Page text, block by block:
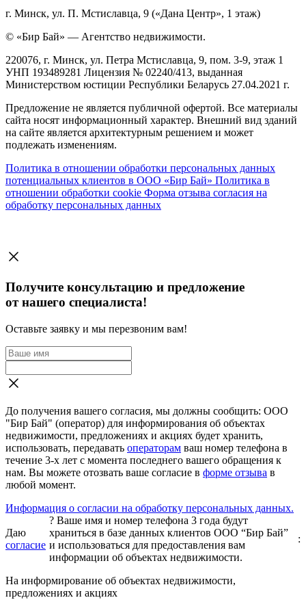
г. Минск, ул. П. Мстиславца, 9 («Дана Центр», 1 этаж)
© «Бир Бай» — Агентство недвижимости.
220076, г. Минск, ул. Петра Мстиславца, 9, пом. 3-9, этаж 1
УНП 193489281 Лицензия № 02240/413, выданная
Министерством юстиции Республики Беларусь 27.04.2021 г.
Предложение не является публичной офертой. Все материалы
сайта носят информационный характер. Внешний вид зданий
на сайте является архитектурным решением и может
подлежать изменениям.
Политика в отношении обработки персональных данных
потенциальных клиентов в ООО «Бир Бай» Политика в
отношении обработки cookie Форма отзыва согласия на
обработку персональных данных
Получите консультацию и предложение
от нашего специалиста!
Оставьте заявку и мы перезвоним вам!
До получения вашего согласия, мы должны сообщить: ООО
"Бир Бай" (оператор) для информирования об объектах
недвижимости, предложениях и акциях будет хранить,
использовать, передавать операторам ваш номер телефона в
течение 3-х лет с момента последнего вашего обращения к
нам. Вы можете отозвать ваше согласие в форме отзыва в
любой момент.
Информация о согласии на обработку персональных данных.
Даю
согласие
? Ваше имя и номер телефона 3 года будут
храниться в базе данных клиентов ООО “Бир Бай”
и использоваться для предоставления вам
информации об объектах недвижимости.
:
На информирование об объектах недвижимости,
предложениях и акциях